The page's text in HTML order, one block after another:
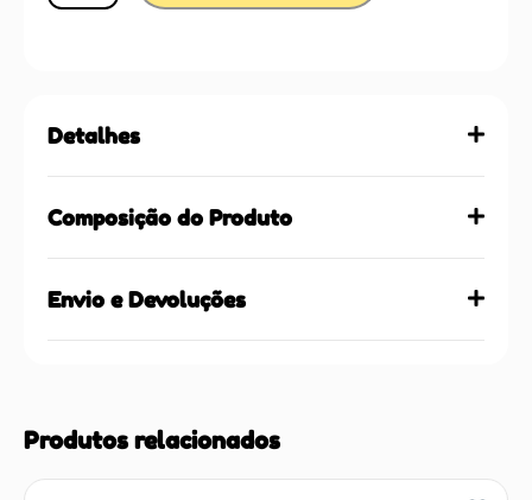
Detalhes
Composição do Produto
Envio e Devoluções
Produtos relacionados